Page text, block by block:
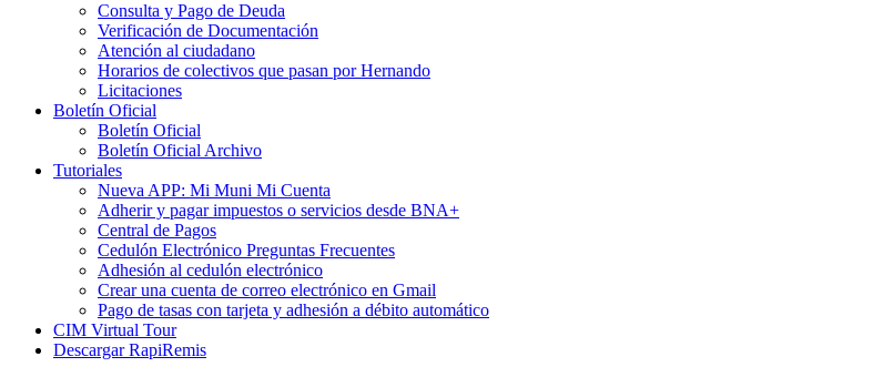
Consulta y Pago de Deuda
Verificación de Documentación
Atención al ciudadano
Horarios de colectivos que pasan por Hernando
Licitaciones
Boletín Oficial
Boletín Oficial
Boletín Oficial Archivo
Tutoriales
Nueva APP: Mi Muni Mi Cuenta
Adherir y pagar impuestos o servicios desde BNA+
Central de Pagos
Cedulón Electrónico Preguntas Frecuentes
Adhesión al cedulón electrónico
Crear una cuenta de correo electrónico en Gmail
Pago de tasas con tarjeta y adhesión a débito automático
CIM Virtual Tour
Descargar RapiRemis